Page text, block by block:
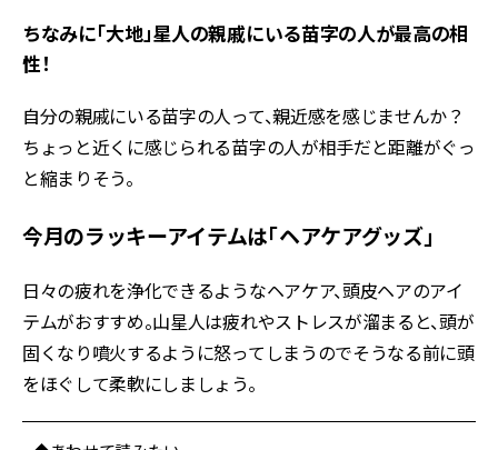
ちなみに「大地」星人の親戚にいる苗字の人が最高の相
性！
自分の親戚にいる苗字の人って、親近感を感じませんか？
ちょっと近くに感じられる苗字の人が相手だと距離がぐっ
と縮まりそう。
今月のラッキーアイテムは「ヘアケアグッズ」
日々の疲れを浄化できるようなヘアケア、頭皮ヘアのアイ
テムがおすすめ。山星人は疲れやストレスが溜まると、頭が
固くなり噴火するように怒ってしまうのでそうなる前に頭
をほぐして柔軟にしましょう。